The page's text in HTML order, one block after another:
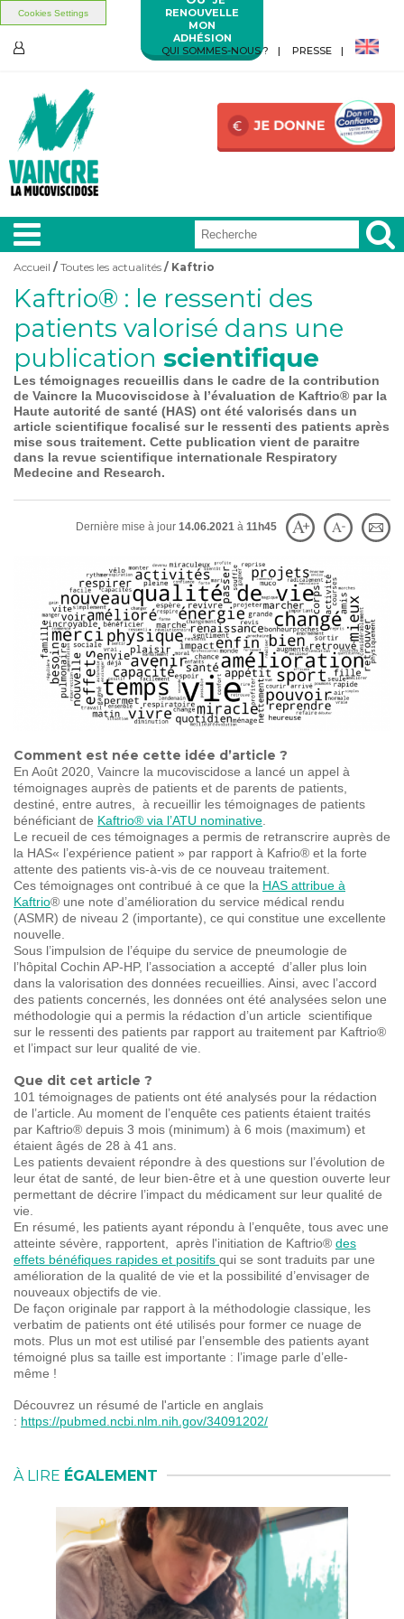
Cookies Settings
Aller au contenu principal
Aller au menu principal
RENOUVELLE
MON
ADHÉSION
QUI SOMMES-NOUS ?
PRESSE
A LA UNE
VIVRE AVEC
SOIGNER AUJOURD'HUI
GUÉRIR DEMAIN
60 ANS DE COMBAT
Vous êtes ici
Accueil / Toutes les actualités / Kaftrio
Kaftrio® : le ressenti des
patients valorisé dans une
publication scientifique
Les témoignages recueillis dans le cadre de la contribution
de Vaincre la Mucoviscidose à l’évaluation de Kaftrio® par la
Haute autorité de santé (HAS) ont été valorisés dans un
article scientifique focalisé sur le ressenti des patients après
mise sous traitement. Cette publication vient de paraitre
dans la revue scientifique internationale Respiratory
Medecine and Research.
Dernière mise à jour 14.06.2021 à 11h45
Comment est née cette idée d’article ?
En Août 2020, Vaincre la mucoviscidose a lancé un appel à
témoignages auprès de patients et de parents de patients,
destiné, entre autres, à recueillir les témoignages de patients
bénéficiant de Kaftrio® via l’ATU nominative
Le recueil de ces témoignages a permis de retranscrire auprès de
la HAS« l’expérience patient » par rapport à Kafrio® et la forte
attente des patients vis-à-vis de ce nouveau traitement.
Ces témoignages ont contribué à ce que la HAS attribue à
Kaftrio® une note d’amélioration du service médical rendu
(ASMR) de niveau 2 (importante), ce qui constitue une excellente
nouvelle.
Sous l’impulsion de l’équipe du service de pneumologie de
l’hôpital Cochin AP-HP, l’association a accepté d’aller plus loin
dans la valorisation des données recueillies. Ainsi, avec l’accord
des patients concernés, les données ont été analysées selon une
méthodologie qui a permis la rédaction d’un article scientifique
sur le ressenti des patients par rapport au traitement par Kaftrio®
et l’impact sur leur qualité de vie.
Que dit cet article ?
101 témoignages de patients ont été analysés pour la rédaction
de l’article. Au moment de l’enquête ces patients étaient traités
par Kaftrio® depuis 3 mois (minimum) à 6 mois (maximum) et
étaient âgés de 28 à 41 ans.
Les patients devaient répondre à des questions sur l’évolution de
leur état de santé, de leur bien-être et à une question ouverte leur
permettant de décrire l’impact du médicament sur leur qualité de
vie.
En résumé, les patients ayant répondu à l’enquête, tous avec une
atteinte sévère, rapportent, après l'initiation de Kaftrio® des
effets bénéfiques rapides et positifs qui se sont traduits par une
amélioration de la qualité de vie et la possibilité d’envisager de
nouveaux objectifs de vie.
De façon originale par rapport à la méthodologie classique, les
verbatim de patients ont été utilisés pour former ce nuage de
mots. Plus un mot est utilisé par l’ensemble des patients ayant
témoigné plus sa taille est importante : l’image parle d’elle-
même !
Découvrez un résumé de l'article en anglais
: https://pubmed.ncbi.nlm.nih.gov/34091202/
À LIRE ÉGALEMENT